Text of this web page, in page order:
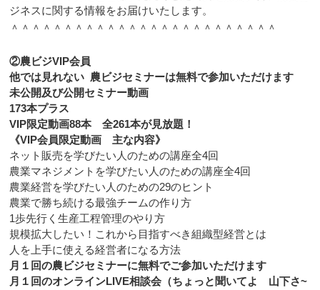
ジネスに関する情報をお届けいたします。
＾＾＾＾＾＾＾＾＾＾＾＾＾＾＾＾＾＾＾＾＾＾＾＾＾
②農ビジVIP会員
他では見れない 農ビジセミナーは無料で参加いただけます
未公開及び公開セミナー動画
173本プラス
VIP限定動画88本 全261本が見放題！
《VIP会員限定動画 主な内容》
ネット販売を学びたい人のための講座全4回
農業マネジメントを学びたい人のための講座全4回
農業経営を学びたい人のための29のヒント
農業で勝ち続ける最強チームの作り方
1歩先行く生産工程管理のやり方
規模拡大したい！これから目指すべき組織型経営とは
人を上手に使える経営者になる方法
月１回の農ビジセミナーに無料でご参加いただけます
月１回のオンラインLIVE相談会（ちょっと聞いてよ 山下さ~